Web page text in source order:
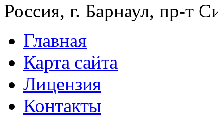
Россия, г. Барнаул, пр-т
Главная
Карта сайта
Лицензия
Контакты